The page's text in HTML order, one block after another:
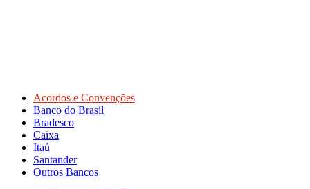
Acordos e Convenções
Banco do Brasil
Bradesco
Caixa
Itaú
Santander
Outros Bancos